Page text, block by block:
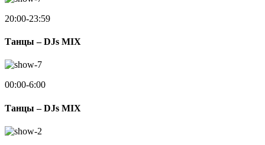
20:00-23:59
Танцы – DJs MIX
00:00-6:00
Танцы – DJs MIX